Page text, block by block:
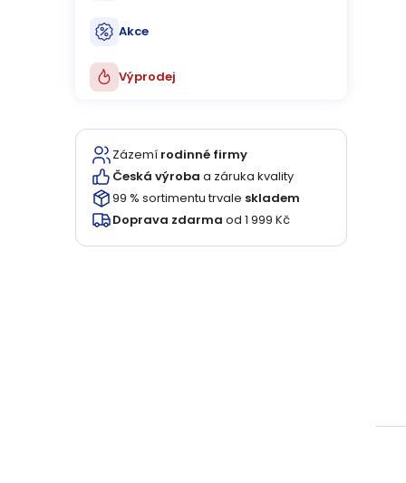
Akce
Výprodej
Zázemí rodinné firmy
Česká výroba a záruka kvality
99 % sortimentu trvale skladem
Doprava zdarma od 1 999 Kč